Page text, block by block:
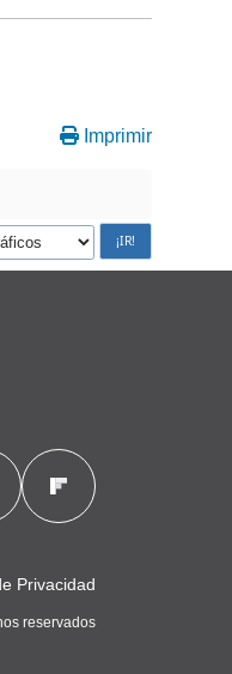
Imprimir
Privacidad
reservados